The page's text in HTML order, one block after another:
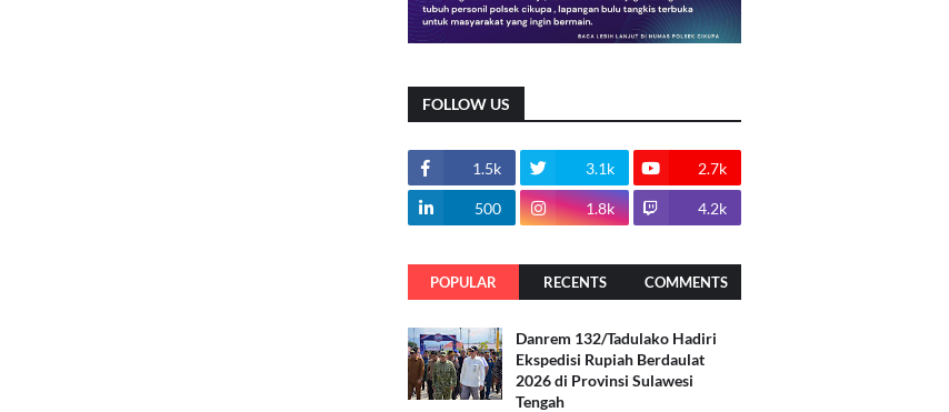
FOLLOW US
1.5k 3.1k 2.7k
500 1.8k 4.2k
POPULAR RECENTS COMMENTS
Danrem 132/Tadulako Hadiri
Ekspedisi Rupiah Berdaulat
2026 di Provinsi Sulawesi
Tengah